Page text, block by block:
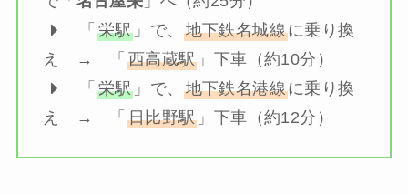
「 栄駅 」で、 地下鉄名城線に乗り換
え → 「 西高蔵駅 」下車（約10分）
「 栄駅 」で、 地下鉄名港線に乗り換
え → 「 日比野駅 」下車（約12分）